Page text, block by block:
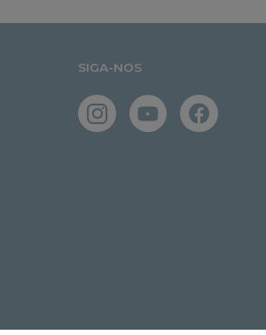
SIGA-NOS